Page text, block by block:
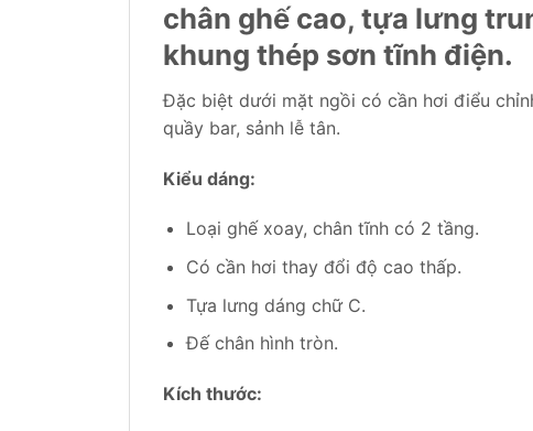
chân ghế cao, tựa lưng
khung thép sơn tĩnh điện.
Đặc biệt dưới mặt ngồi có cần hơi điểu
quầy bar, sảnh lễ tân.
Kiểu dáng:
Loại ghế xoay, chân tĩnh có 2 tầng.
Có cần hơi thay đổi độ cao thấp.
Tựa lưng dáng chữ C.
Đế chân hình tròn.
Kích thước: